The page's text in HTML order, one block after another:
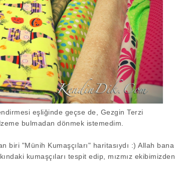
eşliğinde geçse de, Gezgin Terzi
bulmadan dönmek istemedim.
biri "Münih Kumaşçıları" haritasıydı :) Allah bana
kumaşçıları tespit edip, mızmız ekibimizden